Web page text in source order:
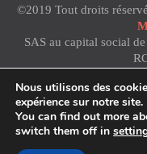
©2019 Tout droits
SAS au capital social
Nous utilisons des
expérience sur notre site.
You can find out more
switch them off in